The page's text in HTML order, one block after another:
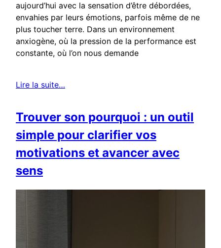
aujourd’hui avec la sensation d’être débordées,
envahies par leurs émotions, parfois même de ne
plus toucher terre. Dans un environnement
anxiogène, où la pression de la performance est
constante, où l’on nous demande
Lire la suite…
Trouver son pourquoi : un outil
simple pour clarifier vos
motivations et avancer avec
sens